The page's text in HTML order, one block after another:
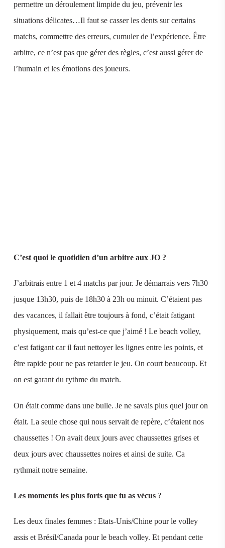
permettre un déroulement limpide du jeu, prévenir les
situations délicates…Il faut se casser les dents sur certains
matchs, commettre des erreurs, cumuler de l’expérience. Être
arbitre, ce n’est pas que gérer des règles, c’est aussi gérer de
l’humain et les émotions des joueurs.
C’est quoi le quotidien d’un arbitre aux JO ?
J’arbitrais entre 1 et 4 matchs par jour. Je démarrais vers 7h30
jusque 13h30, puis de 18h30 à 23h ou minuit. C’étaient pas
des vacances, il fallait être toujours à fond, c’était fatigant
physiquement, mais qu’est-ce que j’aimé ! Le beach volley,
c’est fatigant car il faut nettoyer les lignes entre les points, et
être rapide pour ne pas retarder le jeu. On court beaucoup. Et
on est garant du rythme du match.
On était comme dans une bulle. Je ne savais plus quel jour on
était. La seule chose qui nous servait de repère, c’étaient nos
chaussettes ! On avait deux jours avec chaussettes grises et
deux jours avec chaussettes noires et ainsi de suite. Ca
rythmait notre semaine.
Les moments les plus forts que tu as vécus?
Les deux finales femmes : Etats-Unis/Chine pour le volley
assis et Brésil/Canada pour le beach volley. Et pendant cette